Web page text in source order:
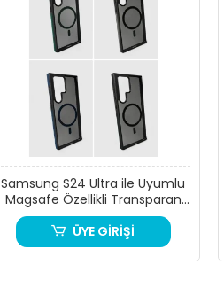
Samsung S24 Ultra ile Uyumlu
Magsafe Özellikli Transparan
Akrilik Telefon Kılıfı
ÜYE GİRİŞİ